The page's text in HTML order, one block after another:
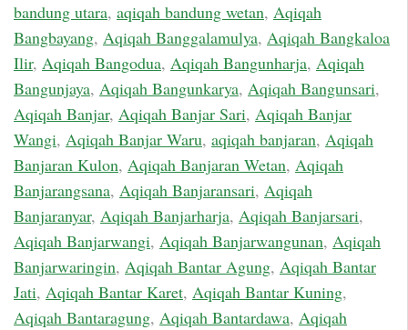
bandung utara, aqiqah bandung wetan, Aqiqah
Bangbayang, Aqiqah Banggalamulya, Aqiqah Bangkaloa
Ilir, Aqiqah Bangodua, Aqiqah Bangunharja, Aqiqah
Bangunjaya, Aqiqah Bangunkarya, Aqiqah Bangunsari,
Aqiqah Banjar, Aqiqah Banjar Sari, Aqiqah Banjar
Wangi, Aqiqah Banjar Waru, aqiqah banjaran, Aqiqah
Banjaran Kulon, Aqiqah Banjaran Wetan, Aqiqah
Banjarangsana, Aqiqah Banjaransari, Aqiqah
Banjaranyar, Aqiqah Banjarharja, Aqiqah Banjarsari,
Aqiqah Banjarwangi, Aqiqah Banjarwangunan, Aqiqah
Banjarwaringin, Aqiqah Bantar Agung, Aqiqah Bantar
Jati, Aqiqah Bantar Karet, Aqiqah Bantar Kuning,
Aqiqah Bantaragung, Aqiqah Bantardawa, Aqiqah